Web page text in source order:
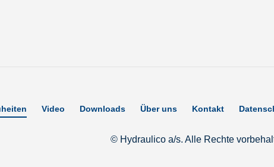
Video Downloads Über uns Kontakt
© Hydraulico a/s. Alle Rechte